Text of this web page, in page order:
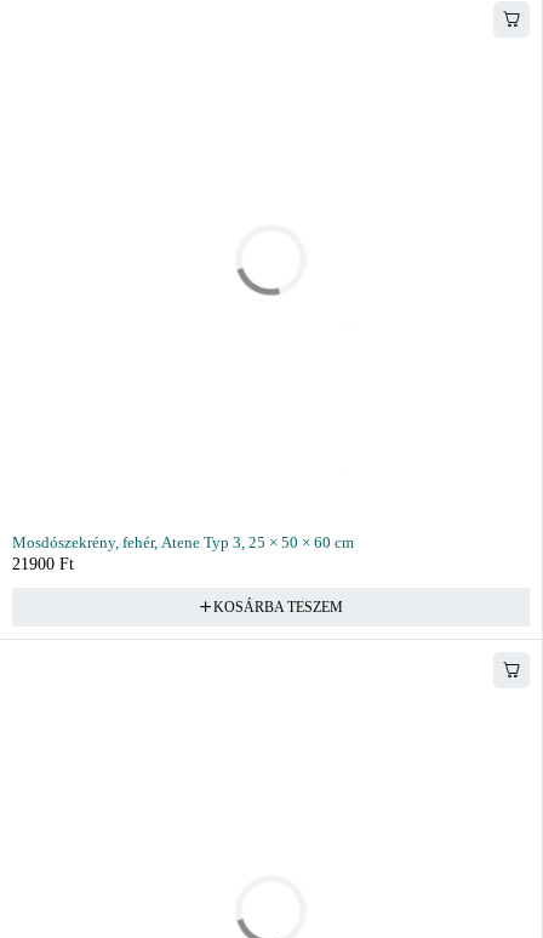
Mosdószekrény, fehér, Atene Typ 3, 25 × 50 × 60 cm
21900 Ft
KOSÁRBA TESZEM